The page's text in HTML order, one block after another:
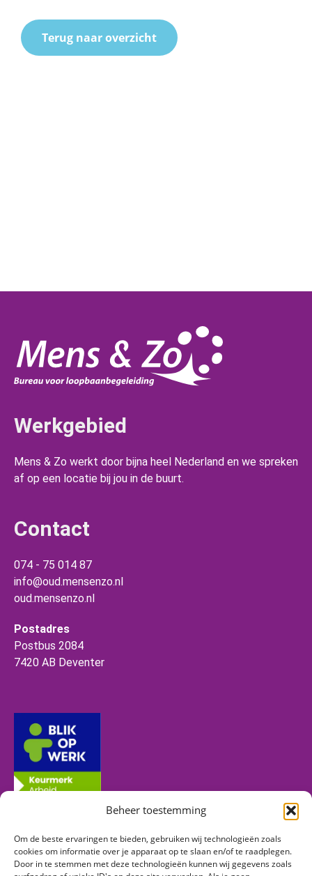
Beheer toestemming
Om de beste ervaringen te bieden, gebruiken wij technologieën zoals
cookies om informatie over je apparaat op te slaan en/of te raadplegen.
Door in te stemmen met deze technologieën kunnen wij gegevens zoals
Terug naar overzicht
Werkgebied
Mens & Zo werkt door bijna heel Nederland en we spreken
af op een locatie bij jou in de buurt.
Contact
074 - 75 014 87
info@oud.mensenzo.nl
oud.mensenzo.nl
Postadres
Postbus 2084
7420 AB Deventer
Volg ons